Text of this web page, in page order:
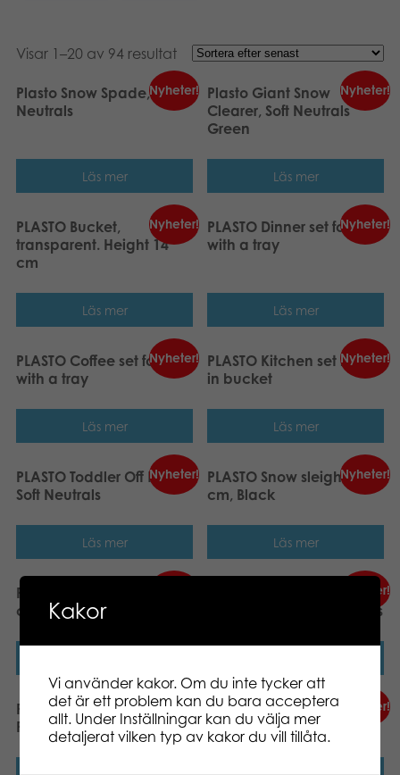
Visar 1–20 av 94 resultat
Nyheter!
Plasto Snow Spade, Soft
Neutrals
Läs mer
Nyheter!
Plasto Giant Snow
Clearer, Soft Neutrals
Green
Läs mer
Nyheter!
PLASTO Bucket,
transparent. Height 14
cm
Läs mer
Nyheter!
PLASTO Dinner set for four
with a tray
Läs mer
Nyheter!
PLASTO Coffee set for four
with a tray
Läs mer
Nyheter!
PLASTO Kitchen set large
in bucket
Läs mer
Nyheter!
PLASTO Toddler Off Road
Soft Neutrals
Läs mer
Nyheter!
PLASTO Snow sleigh, 85
cm, Black
Läs mer
PLASTO Snow sleigh, 85
cm, Red
Nyheter!
Breakfast Set Soft Neutrals
Nyheter!
PLASTO Sand Set for Water
Play Soft Neutrals
Nyheter!
PLASTO Wheelbarrow Set
Soft Neutrals
Kakor
Vi använder kakor. Om du inte tycker att
det är ett problem kan du bara acceptera
allt. Under Inställningar kan du välja mer
detaljerat vilken typ av kakor du vill tillåta.